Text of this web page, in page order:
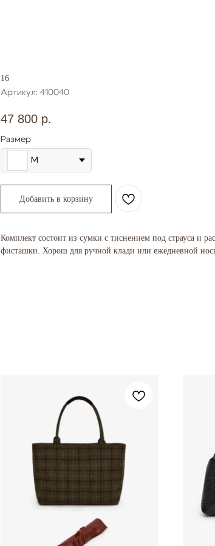
16
Артикул: 410040
47 800 р.
Размер
M
Добавить в корзину
Комплект состоит из сумки с тиснением под страуса и
фисташки. Хорош для ручной клади или ежедневной